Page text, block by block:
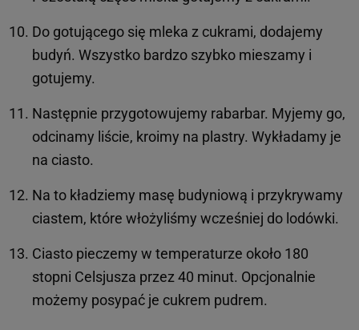
Do gotującego się mleka z cukrami, dodajemy
budyń. Wszystko bardzo szybko mieszamy i
gotujemy.
Następnie przygotowujemy rabarbar. Myjemy go,
odcinamy liście, kroimy na plastry. Wykładamy je
na ciasto.
Na to kładziemy masę budyniową i przykrywamy
ciastem, które włożyliśmy wcześniej do lodówki.
Ciasto pieczemy w temperaturze około 180
stopni Celsjusza przez 40 minut. Opcjonalnie
możemy posypać je cukrem pudrem.